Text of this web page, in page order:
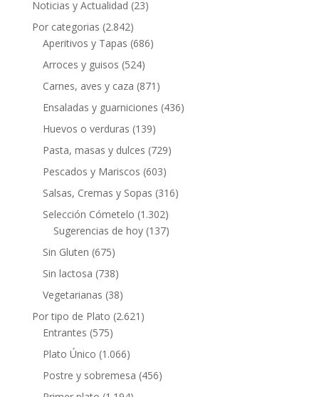
Noticias y Actualidad (23)
Por categorias (2.842)
Aperitivos y Tapas (686)
Arroces y guisos (524)
Carnes, aves y caza (871)
Ensaladas y guarniciones (436)
Huevos o verduras (139)
Pasta, masas y dulces (729)
Pescados y Mariscos (603)
Salsas, Cremas y Sopas (316)
Selección Cómetelo (1.302)
Sugerencias de hoy(137)
Sin Gluten (675)
Sin lactosa (738)
Vegetarianas (38)
Por tipo de Plato (2.621)
Entrantes (575)
Plato Único (1.066)
Postre y sobremesa (456)